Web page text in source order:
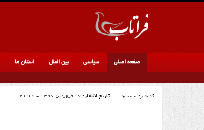
صفحه اصلی سیاسی بین الملل استان ها
کد خبر: 6000 تاریخ انتشار: 17 فروردین 1396 - 21:14